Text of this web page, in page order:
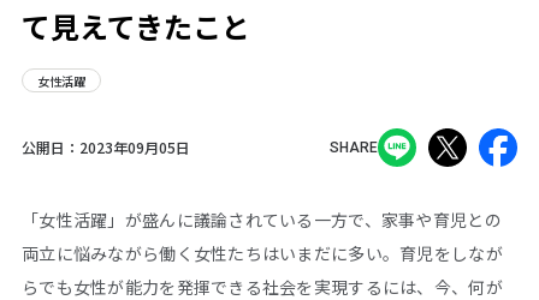
て見えてきたこと
女性活躍
公開日： 2023年09月05日 SHARE
「女性活躍」が盛んに議論されている一方で、家事や育児との
両立に悩みながら働く女性たちはいまだに多い。育児をしなが
らでも女性が能力を発揮できる社会を実現するには、今、何が